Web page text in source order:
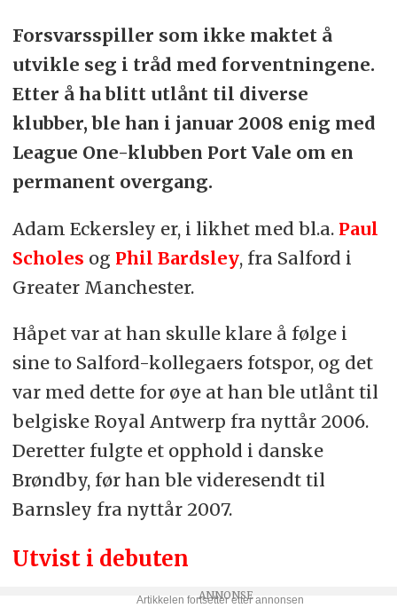
Forsvarsspiller som ikke maktet å
utvikle seg i tråd med forventningene.
Etter å ha blitt utlånt til diverse
klubber, ble han i januar 2008 enig med
League One-klubben Port Vale om en
permanent overgang.
Adam Eckersley er, i likhet med bl.a. Paul
Scholes og Phil Bardsley, fra Salford i
Greater Manchester.
Håpet var at han skulle klare å følge i
sine to Salford-kollegaers fotspor, og det
var med dette for øye at han ble utlånt til
belgiske Royal Antwerp fra nyttår 2006.
Deretter fulgte et opphold i danske
Brøndby, før han ble videresendt til
Barnsley fra nyttår 2007.
Utvist i debuten